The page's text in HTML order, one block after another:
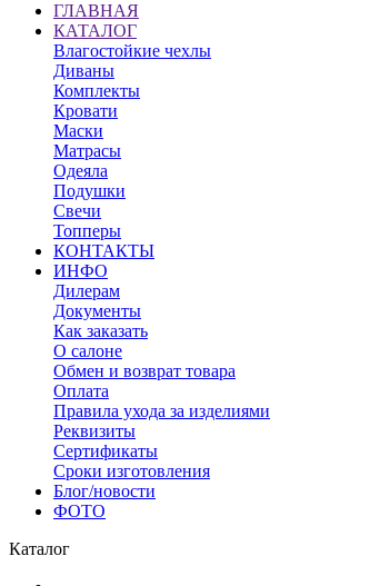
ГЛАВНАЯ
КАТАЛОГ
Влагостойкие чехлы
Диваны
Комплекты
Кровати
Маски
Матрасы
Одеяла
Подушки
Свечи
Топперы
КОНТАКТЫ
ИНФО
Дилерам
Документы
Как заказать
О салоне
Обмен и возврат товара
Оплата
Правила ухода за изделиями
Реквизиты
Сертификаты
Сроки изготовления
Блог/новости
ФОТО
Каталог